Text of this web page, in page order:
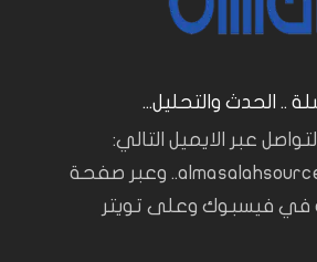
.. الحدث والتحليل...
عبر الايميل التالي:
almasalahsources@gmail.com.. وعبر صفحة
في فيسبوك وعلى تويتر